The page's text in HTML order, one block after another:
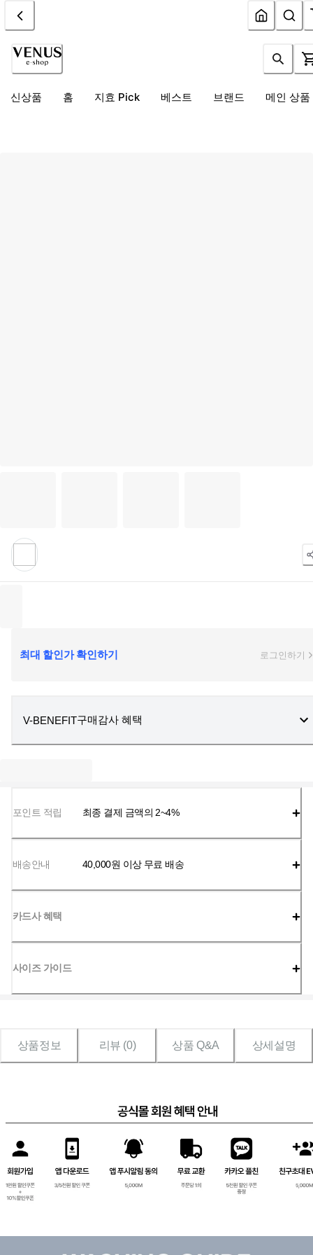
신상품 홈 지효 Pick 베스트 브랜드 메인 상품
최대 할인가 확인하기 로그인하기
V-BENEFIT구매감사 혜택
포인트 적립 최종 결제 금액의 2~4%
배송안내 40,000원 이상 무료 배송
카드사 혜택
사이즈 가이드
상품정보 리뷰 (0) 상품 Q&A 상세설명